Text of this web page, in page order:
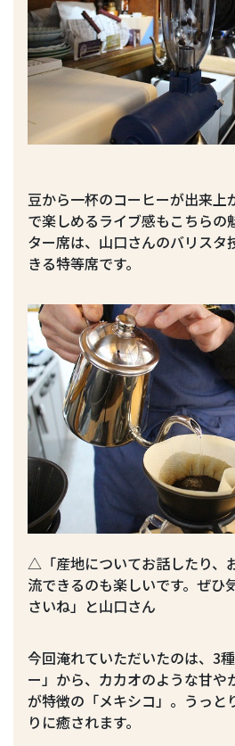
豆から一杯のコーヒーが出来上
で楽しめるライブ感もこちらの
ター席は、山口さんのバリスタ
きる特等席です。
△「産地についてお話したり、
流できるのも楽しいです。ぜひ
さいね」と山口さん
今回淹れていただいたのは、3
ー」から、カカオのような甘や
が特徴の「メキシコ」。うっと
りに癒されます。